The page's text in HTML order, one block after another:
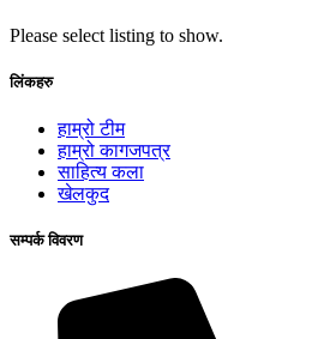
Please select listing to show.
लिंकहरु
हाम्रो टीम
हाम्रो कागजपत्र
साहित्य कला
खेलकुद
सम्पर्क विवरण